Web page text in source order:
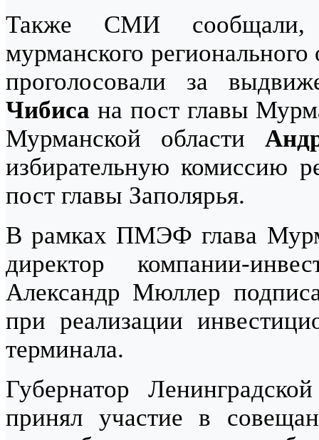
Также СМИ сообщали,
мурманского
проголосовали за
Чибиса на пост главы
Мурманской области
избирательную комиссию
пост главы Заполярья.
В рамках ПМЭФ глава
директор компании-
Александр Мюллер
при реализации
терминала.
Губернатор
принял участие в